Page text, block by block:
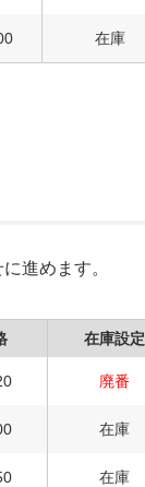
在庫
進めます。
在庫設定
廃番
在庫
在庫